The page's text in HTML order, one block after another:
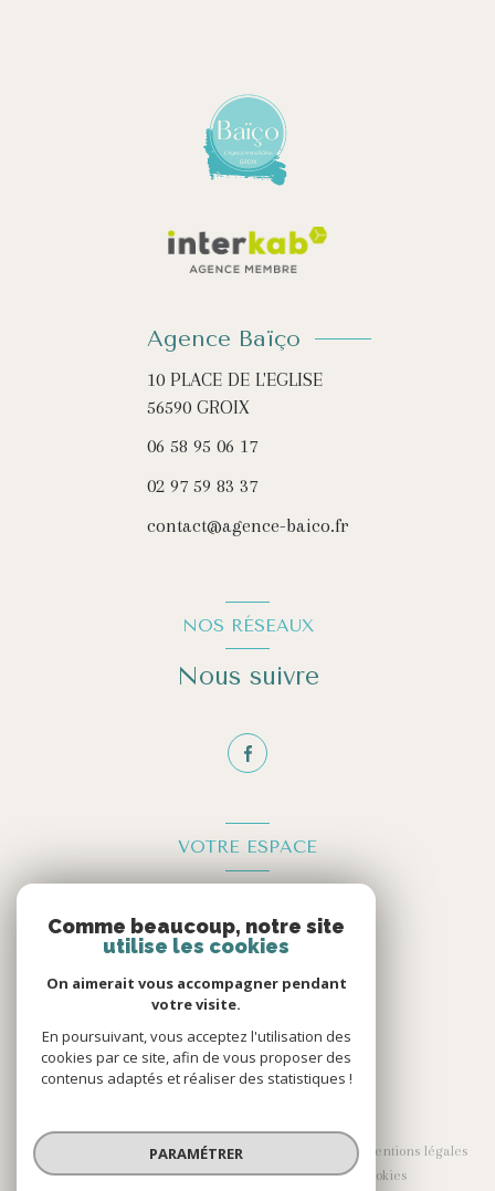
Agence Baïço
10 PLACE DE L'EGLISE
56590 GROIX
06 58 95 06 17
02 97 59 83 37
contact@agence-baico.fr
NOS RÉSEAUX
Nous suivre
VOTRE ESPACE
Se connecter
Nos partenaires
Nos honoraires
Mentions légales
Admin
Politique RGPD Cookies
Comme beaucoup, notre site
utilise les cookies
On aimerait vous accompagner pendant
votre visite.
En poursuivant, vous acceptez l'utilisation des
cookies par ce site, afin de vous proposer des
contenus adaptés et réaliser des statistiques !
PARAMÉTRER